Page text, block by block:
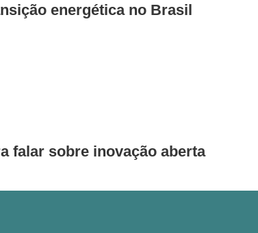
energética no Brasil
falar sobre inovação aberta